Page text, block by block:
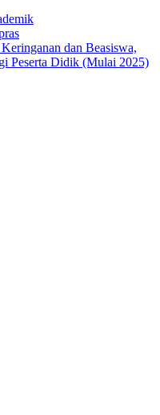
dan Beasiswa,
Peserta Didik (Mulai 2025)